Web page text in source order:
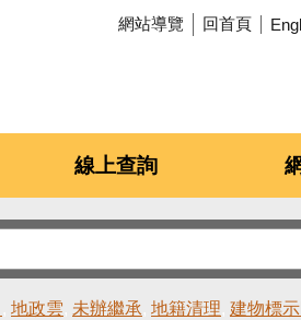
網站導覽 回首頁
線上查詢
地政雲 未辦繼承 地籍清理 建物標